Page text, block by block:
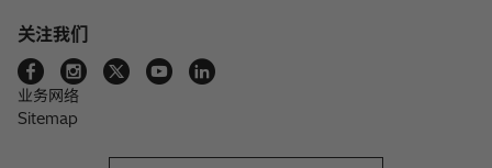
关注我们
业务网络
Sitemap